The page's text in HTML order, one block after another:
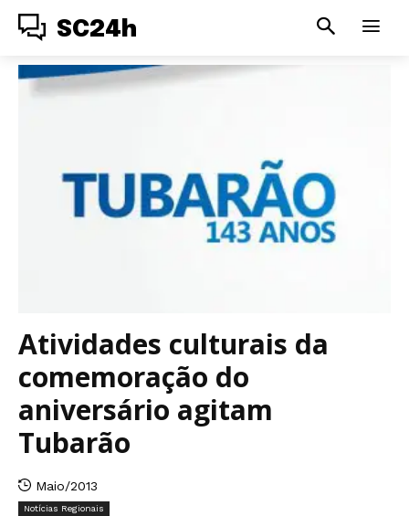
SC24h
Atividades culturais da
comemoração do
aniversário agitam
Tubarão
Maio/2013
Notícias Regionais